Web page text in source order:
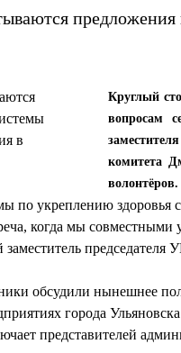
Круглый
вопросам
комитета
волонтёров.
укреплению здоровья
когда мы совместными
председателя
обсудили нынешнее
города
представителей